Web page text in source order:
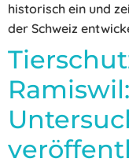
historisch ein und
der Schweiz
Ramiswil: